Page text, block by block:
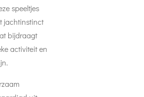
speeltjes
jachtinstinct
bijdraagt
activiteit en